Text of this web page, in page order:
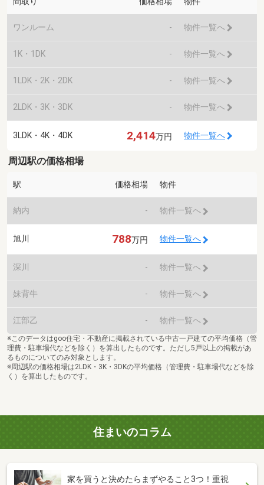
ワンルーム - 物件一覧へ
1K・1DK - 物件一覧へ
1LDK・2K・2DK - 物件一覧へ
2LDK・3K・3DK - 物件一覧へ
3LDK・4K・4DK 2,414万円 物件一覧へ
周辺駅の価格相場
駅 価格相場 物件
納内 - 物件一覧へ
旭川 788万円 物件一覧へ
深川 - 物件一覧へ
妹背牛 - 物件一覧へ
江部乙 - 物件一覧へ
※このデータはgoo住宅・不動産に掲載されている中古一戸建ての平均価格（管
理費・駐車場代などを除く）を算出したものです。ただし5戸以上の掲載があ
るものについてのみ対象とします。
※周辺駅の価格相場は2LDK・3K・3DKの平均価格（管理費・駐車場代などを除
く）を算出したものです。
住まいのコラム
家を買うと決めたらまずやること3つ！重視